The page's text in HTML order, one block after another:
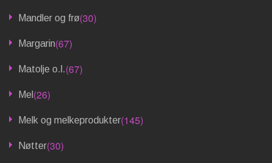
Mandler og frø(30)
Margarin(67)
Matolje o.l.(67)
Mel (26)
Melk og melkeprodukter(145)
Nøtter(30)